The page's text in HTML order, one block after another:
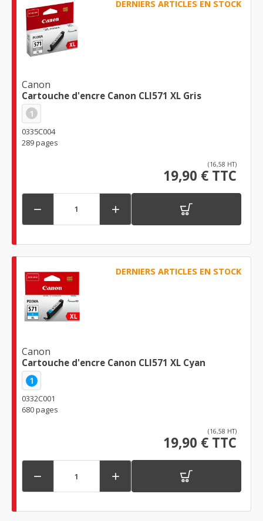
DERNIERS ARTICLES EN STOCK
Canon
Cartouche d'encre Canon CLI571 XL Gris
1
0335C004
289 pages
(16,58 HT)
19,90 € TTC
 
DERNIERS ARTICLES EN STOCK
Canon
Cartouche d'encre Canon CLI571 XL Cyan
1
0332C001
680 pages
(16,58 HT)
19,90 € TTC
 